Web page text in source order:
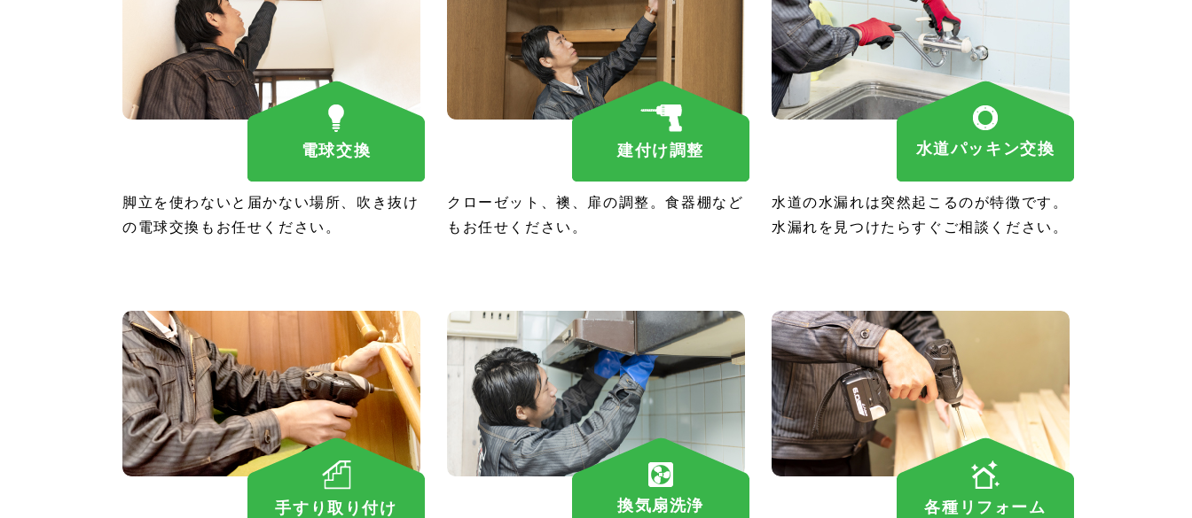
電球交換
脚立を使わないと届かない場所、吹き抜け
の電球交換もお任せください。
建付け調整
クローゼット、襖、扉の調整。食器棚など
もお任せください。
水道パッキン交換
水道の水漏れは突然起こるのが特徴です。
水漏れを見つけたらすぐご相談ください。
手すり取り付け 換気扇洗浄 各種リフォーム